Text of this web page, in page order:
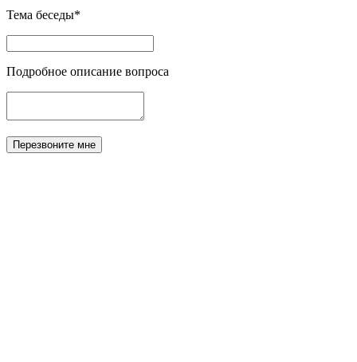
Тема беседы*
Подробное описание вопроса
Перезвоните мне